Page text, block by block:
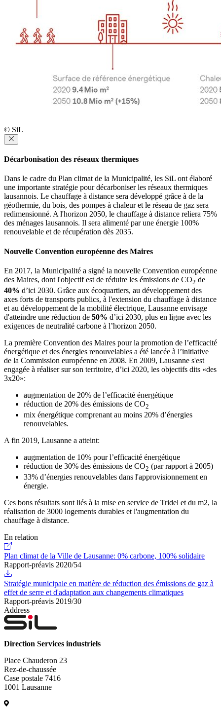
© SiL
Décarbonisation des réseaux thermiques
Dans le cadre du Plan climat de la Municipalité, les SiL ont élaboré
une importante stratégie pour décarboniser les réseaux thermiques
lausannois. Le chauffage à distance sera développé grâce à de la
géothermie, du bois, des pompes à chaleur et le réseau de gaz sera
redimensionné. A l'horizon 2050, le chauffage à distance reliera 75%
des ménages lausannois. Il sera alimenté par une énergie 100%
renouvelable et de récupération dès 2035.
Nouvelle Convention européenne des Maires
En 2017, la Municipalité a signé la nouvelle Convention européenne
des Maires, dont l'objectif est de réduire les émissions de CO2 de
40% d’ici 2030. Grâce aux écoquartiers, au développement des
axes forts de transports publics, à l'extension du chauffage à distance
et au développement de la mobilité électrique, Lausanne envisage
d'atteindre une réduction de 50% d’ici 2030, plus en ligne avec les
exigences de neutralité carbone à l’horizon 2050.
La première Convention des Maires pour la promotion de l’efficacité
énergétique et des énergies renouvelables a été lancée à l’initiative
de la Commission européenne en 2008. En 2009, Lausanne s'est
engagée à réaliser sur son territoire, d’ici 2020, les objectifs dits «des
3x20»:
augmentation de 20% de l’efficacité énergétique
réduction de 20% des émissions de CO2
mix énergétique comprenant au moins 20% d’énergies
renouvelables.
A fin 2019, Lausanne a atteint:
augmentation de 10% pour l’efficacité énergétique
réduction de 30% des émissions de CO2 (par rapport à 2005)
33% d’énergies renouvelables dans l'approvisionnement en
énergie.
Ces bons résultats sont liés à la mise en service de Tridel et du m2, la
réalisation de 3000 logements durables et l'augmentation du
chauffage à distance.
En relation
Plan climat de la Ville de Lausanne: 0% carbone, 100% solidaire
Rapport-préavis 2020/54
Stratégie municipale en matière de réduction des émissions de gaz à
effet de serre et d'adaptation aux changements climatiques
Rapport-préavis 2019/30
Address
Direction Services industriels
Place Chauderon 23
Rez-de-chaussée
Case postale 7416
1001 Lausanne